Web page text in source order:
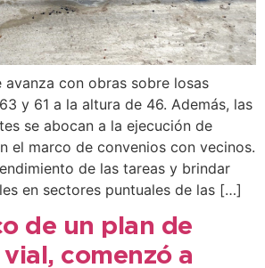
avanza con obras sobre losas
y 61 a la altura de 46. Además, las
se abocan a la ejecución de
el marco de convenios con vecinos.
de las tareas y brindar
en sectores puntuales de las […]
de un plan de
comenzó a